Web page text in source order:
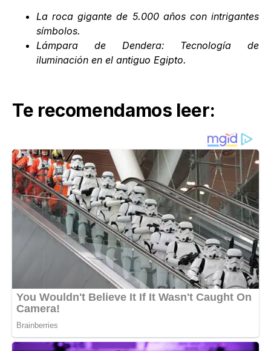
La roca gigante de 5.000 años con intrigantes
símbolos.
Lámpara de Dendera: Tecnología de
iluminación en el antiguo Egipto.
Te recomendamos leer: